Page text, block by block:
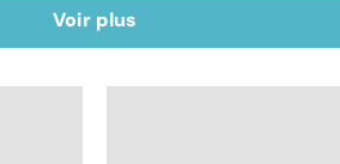
Voir plus